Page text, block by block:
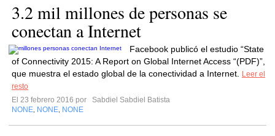
3.2 mil millones de personas se
conectan a Internet
Facebook publicó el estudio “State
of Connectivity 2015: A Report on Global Internet Access “(PDF)”,
que muestra el estado global de la conectividad a Internet.
Leer el
resto
El 23 febrero 2016 por
Sabdiel Sabdiel Batista
NONE NONE NONE